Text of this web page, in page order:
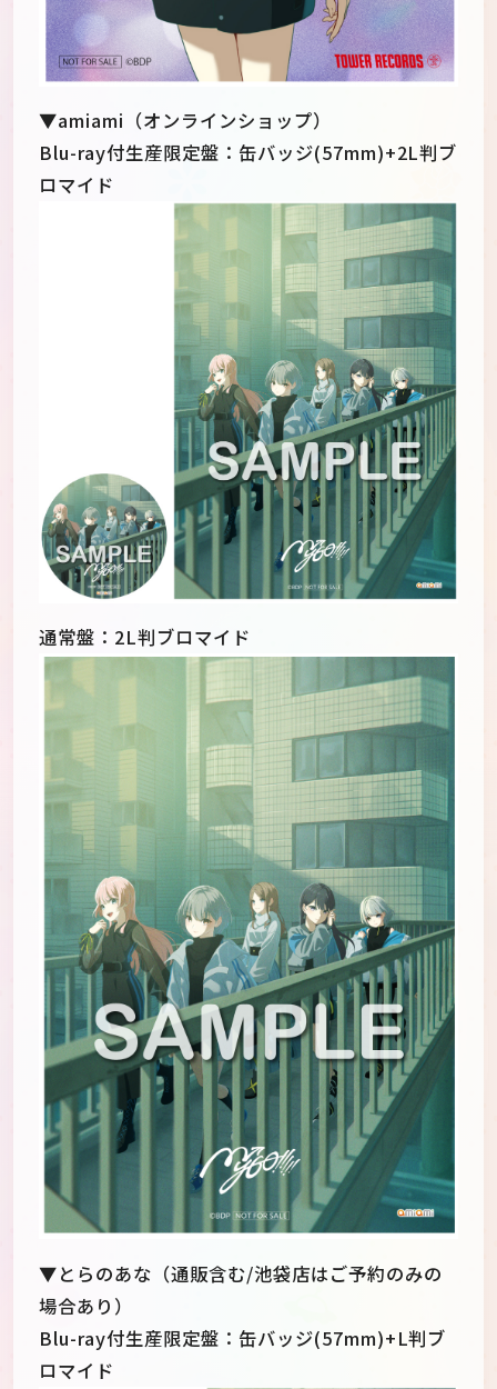
▼amiami（オンラインショップ）
Blu-ray付生産限定盤：缶バッジ(57mm)+2L判ブ
ロマイド
通常盤：2L判ブロマイド
▼とらのあな（通販含む/池袋店はご予約のみの
場合あり）
Blu-ray付生産限定盤：缶バッジ(57mm)+L判ブ
ロマイド